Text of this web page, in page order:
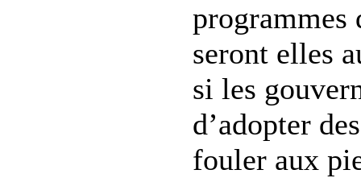
programmes
seront elles
si les
d’adopter
fouler aux